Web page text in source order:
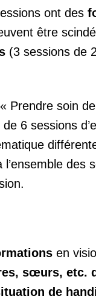
ont des
être
(3 sessions de
Prendre soin
6 sessions
l’ensemble des
en
sœurs, etc.
de